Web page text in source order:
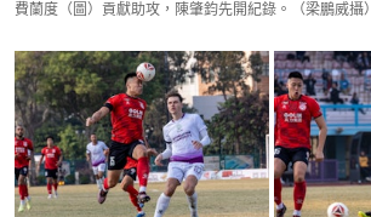
費蘭度（圖）貢獻助攻，陳肇鈞先開紀錄。（梁鵬威攝）